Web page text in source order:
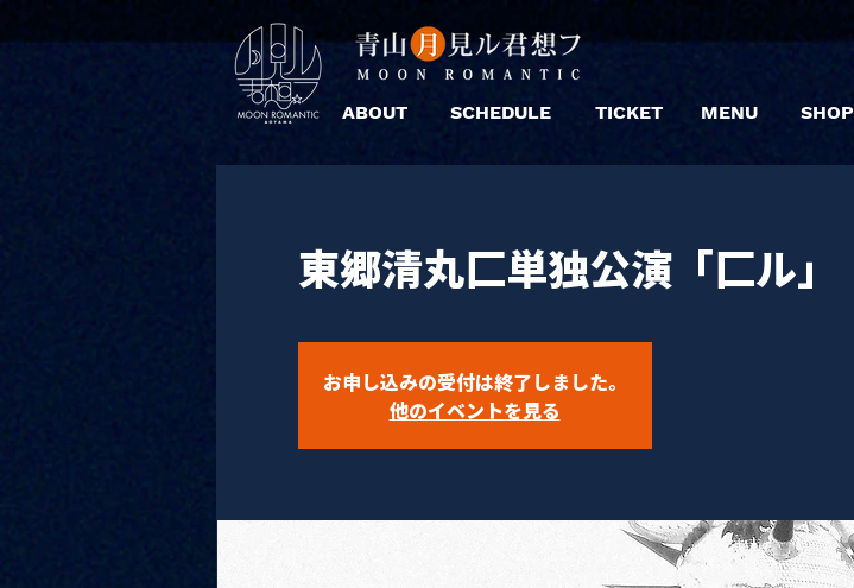
ABOUT SCHEDULE TICKET MENU SHOP
東郷清丸匚単独公演「匚ル」
お申し込みの受付は終了しました。
他のイベントを見る